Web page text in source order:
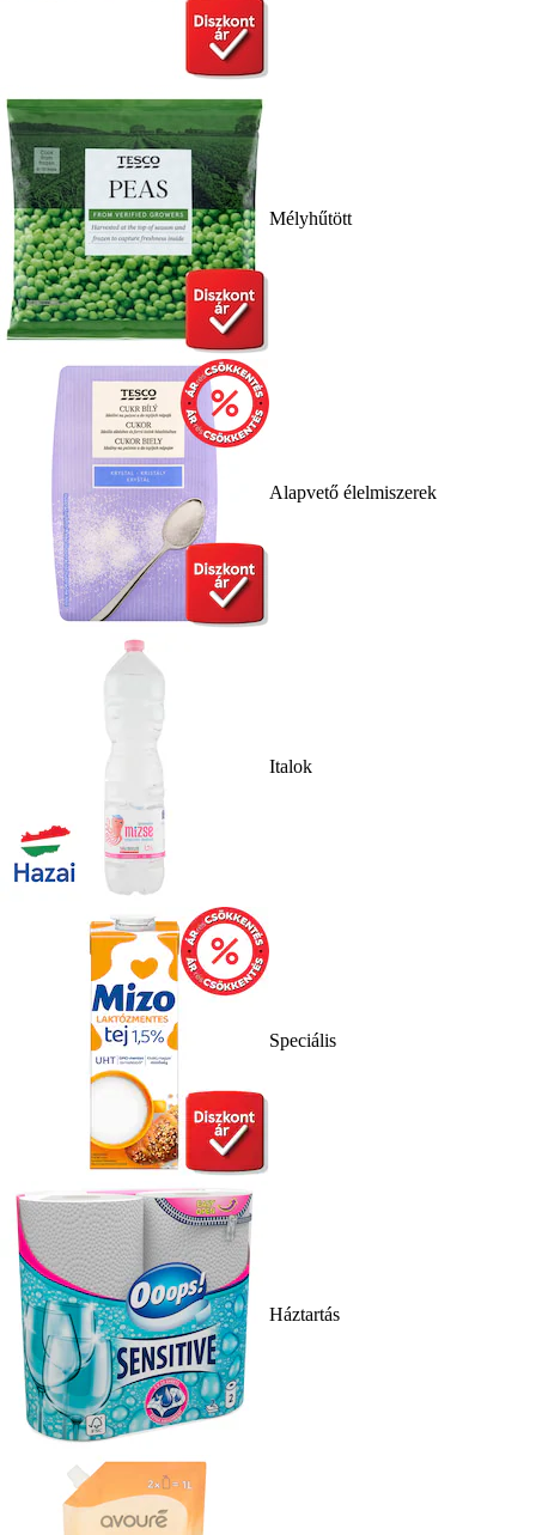
Mélyhűtött
Alapvető élelmiszerek
Italok
Speciális
Háztartás